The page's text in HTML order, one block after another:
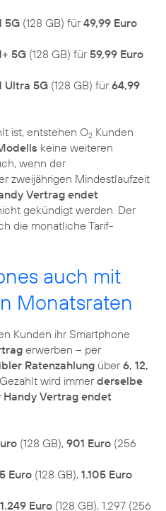
5G (128 GB) für49,99 Euro
5G (128 GB) für59,99 Euro
Ultra 5G (128 GB) für64,99
ist, entstehen O2 Kunden
keine weiteren
wenn der
zweijährigen Mindestlaufzeit
Vertrag endet
gekündigt werden. Der
die monatliche Tarif-
auch mit
Monatsraten
Kunden ihr Smartphone
erwerben – per
Ratenzahlung über6, 12,
wird immerderselbe
Handy Vertrag endet
(128 GB), 901 Euro (256
Euro (128 GB), 1.105 Euro
Euro (128 GB), 1.297 (256